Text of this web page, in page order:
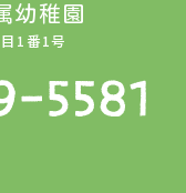
幼稚園
1番1号